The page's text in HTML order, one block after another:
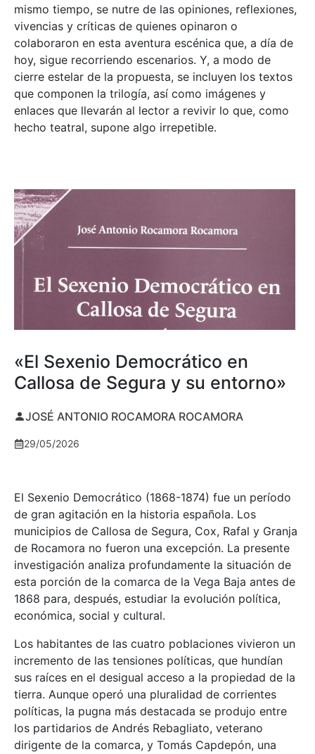
mismo tiempo, se nutre de las opiniones, reflexiones,
vivencias y críticas de quienes opinaron o
colaboraron en esta aventura escénica que, a día de
hoy, sigue recorriendo escenarios. Y, a modo de
cierre estelar de la propuesta, se incluyen los textos
que componen la trilogía, así como imágenes y
enlaces que llevarán al lector a revivir lo que, como
hecho teatral, supone algo irrepetible.
«El Sexenio Democrático en
Callosa de Segura y su entorno»
JOSÉ ANTONIO ROCAMORA ROCAMORA
29/05/2026
El Sexenio Democrático (1868-1874) fue un período
de gran agitación en la historia española. Los
municipios de Callosa de Segura, Cox, Rafal y Granja
de Rocamora no fueron una excepción. La presente
investigación analiza profundamente la situación de
esta porción de la comarca de la Vega Baja antes de
1868 para, después, estudiar la evolución política,
económica, social y cultural.
Los habitantes de las cuatro poblaciones vivieron un
incremento de las tensiones políticas, que hundían
sus raíces en el desigual acceso a la propiedad de la
tierra. Aunque operó una pluralidad de corrientes
políticas, la pugna más destacada se produjo entre
los partidarios de Andrés Rebagliato, veterano
dirigente de la comarca, y Tomás Capdepón, una